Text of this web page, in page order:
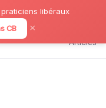
libéraux
CB ×
Articles